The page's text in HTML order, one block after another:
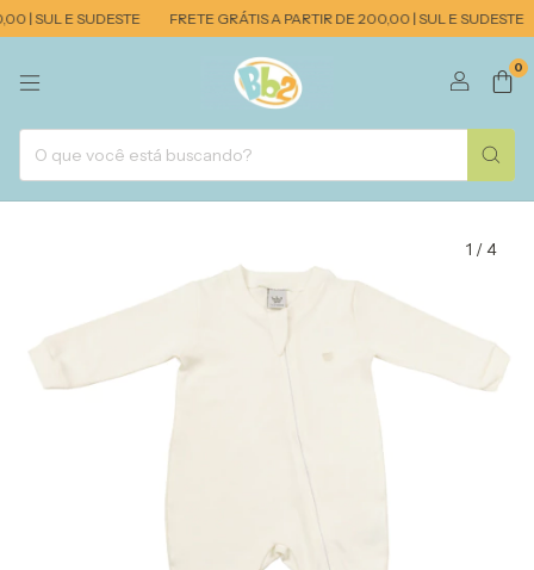
| SUL E SUDESTE FRETE GRÁTIS A PARTIR DE 200,00 | SUL E SUDESTE
0
1 /4